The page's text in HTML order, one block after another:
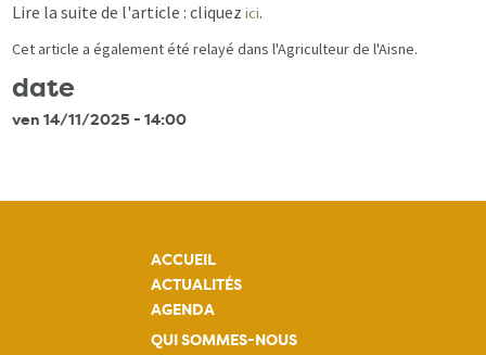
Lire la suite de l'article : cliquezici.
Cet article a également été relayé dans l'Agriculteur de l'Aisne.
date
ven 14/11/2025 - 14:00
ACCUEIL
ACTUALITÉS
AGENDA
QUI SOMMES-NOUS